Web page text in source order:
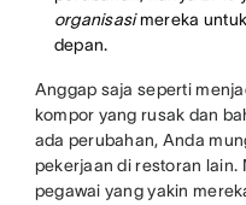
organisasimereka
depan.
Anggap saja seperti
kompor yang rusak dan
ada perubahan, Anda
pekerjaan di restoran lain.
pegawai yang yakin